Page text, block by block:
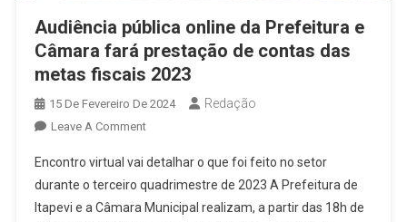
Audiência pública online da Prefeitura e
Câmara fará prestação de contas das
metas fiscais 2023
15 De Fevereiro De 2024 Redação
Leave A CommentOn
Pública
Online
Da
Encontro virtual vai detalhar o que foi feito no setor
durante o terceiro quadrimestre de 2023 A Prefeitura de
Itapevi e a Câmara Municipal realizam, a partir das 18h de